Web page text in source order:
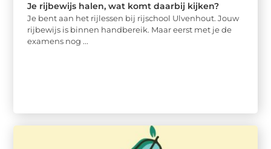
Je rijbewijs halen, wat komt daarbij kijken?
Je bent aan het rijlessen bij rijschool Ulvenhout. Jouw
rijbewijs is binnen handbereik. Maar eerst met je de
examens nog ...